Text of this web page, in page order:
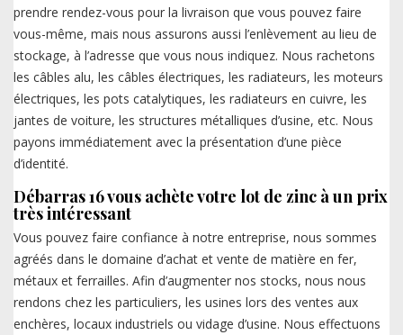
prendre rendez-vous pour la livraison que vous pouvez faire
vous-même, mais nous assurons aussi l’enlèvement au lieu de
stockage, à l’adresse que vous nous indiquez. Nous rachetons
les câbles alu, les câbles électriques, les radiateurs, les moteurs
électriques, les pots catalytiques, les radiateurs en cuivre, les
jantes de voiture, les structures métalliques d’usine, etc. Nous
payons immédiatement avec la présentation d’une pièce
d’identité.
Débarras 16 vous achète votre lot de zinc à un prix
très intéressant
Vous pouvez faire confiance à notre entreprise, nous sommes
agréés dans le domaine d’achat et vente de matière en fer,
métaux et ferrailles. Afin d’augmenter nos stocks, nous nous
rendons chez les particuliers, les usines lors des ventes aux
enchères, locaux industriels ou vidage d’usine. Nous effectuons